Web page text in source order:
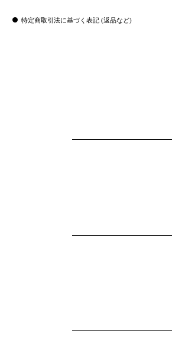
特定商取引法に基づく表記 (返品など)